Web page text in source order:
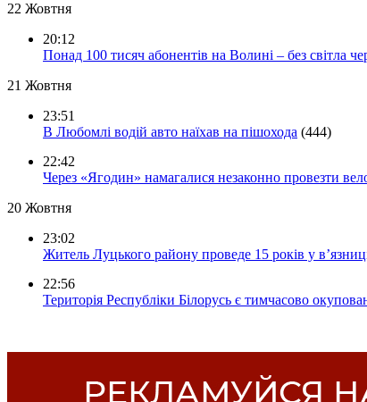
22 Жовтня
20:12
Понад 100 тисяч абонентів на Волині – без світла
21 Жовтня
23:51
В Любомлі водій авто наїхав на пішохода (444)
22:42
Через «Ягодин» намагалися незаконно провезти
20 Жовтня
23:02
Житель Луцького району проведе 15 років у
22:56
Територія Республіки Білорусь є тимчасово